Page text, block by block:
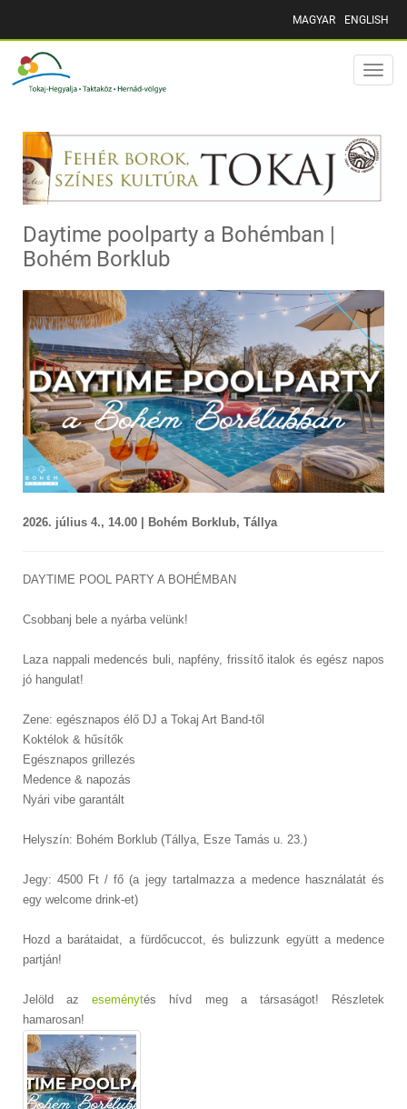
MAGYAR ENGLISH
Toggle
Daytime poolparty a Bohémban |
Bohém Borklub
2026. július 4., 14.00 | Bohém Borklub, Tállya
DAYTIME POOL PARTY A BOHÉMBAN
Csobbanj bele a nyárba velünk!
Laza nappali medencés buli, napfény, frissítő italok és egész napos
jó hangulat!
Zene: egésznapos élő DJ a Tokaj Art Band-től
Koktélok & hűsítők
Egésznapos grillezés
Medence & napozás
Nyári vibe garantált
Helyszín: Bohém Borklub (Tállya, Esze Tamás u. 23.)
Jegy: 4500 Ft / fő (a jegy tartalmazza a medence használatát és
egy welcome drink-et)
Hozd a barátaidat, a fürdőcuccot, és bulizzunk együtt a medence
partján!
Jelöld azeseménytés hívd meg a társaságot! Részletek
hamarosan!